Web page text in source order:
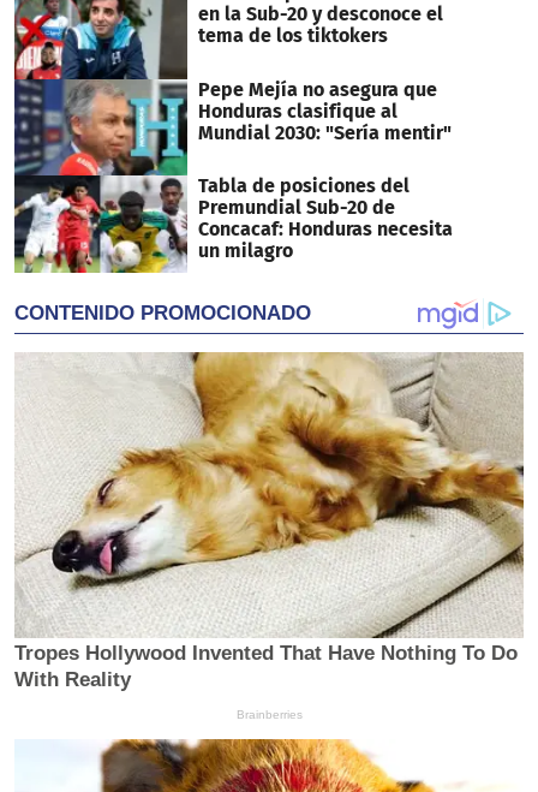
en la Sub-20 y desconoce el
tema de los tiktokers
Pepe Mejía no asegura que
Honduras clasifique al
Mundial 2030: "Sería mentir"
Tabla de posiciones del
Premundial Sub-20 de
Concacaf: Honduras necesita
un milagro